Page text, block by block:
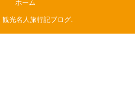
ホーム
光名人旅行記ブログ.